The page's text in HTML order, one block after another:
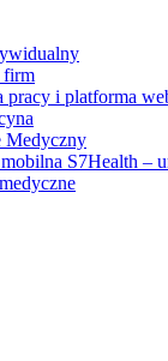
firm
pracy i platforma
Medyczny
S7Health –